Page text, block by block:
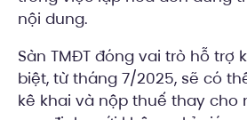
nội dung.
Sàn TMĐT đóng vai trò hỗ trợ
biệt, từ tháng 7/2025, sẽ có
kê khai và nộp thuế thay cho